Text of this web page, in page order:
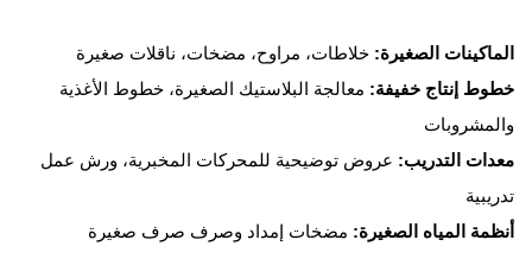
الماكينات الصغيرة: خلاطات، مراوح، مضخات، ناقلات صغيرة
خطوط إنتاج خفيفة: معالجة البلاستيك الصغيرة، خطوط الأغذية
والمشروبات
معدات التدريب: عروض توضيحية للمحركات المخبرية، ورش عمل
تدريبية
أنظمة المياه الصغيرة: مضخات إمداد وصرف صرف صغيرة